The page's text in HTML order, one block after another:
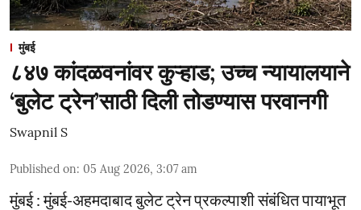
मुंबई
८४७ कांदळवनांवर कुऱ्हाड; उच्च न्यायालयाने
‘बुलेट ट्रेन’साठी दिली तोडण्यास परवानगी
Swapnil S
Published on: 05 Aug 2026, 3:07 am
मुंबई : मुंबई-अहमदाबाद बुलेट ट्रेन प्रकल्पाशी संबंधित पायाभूत